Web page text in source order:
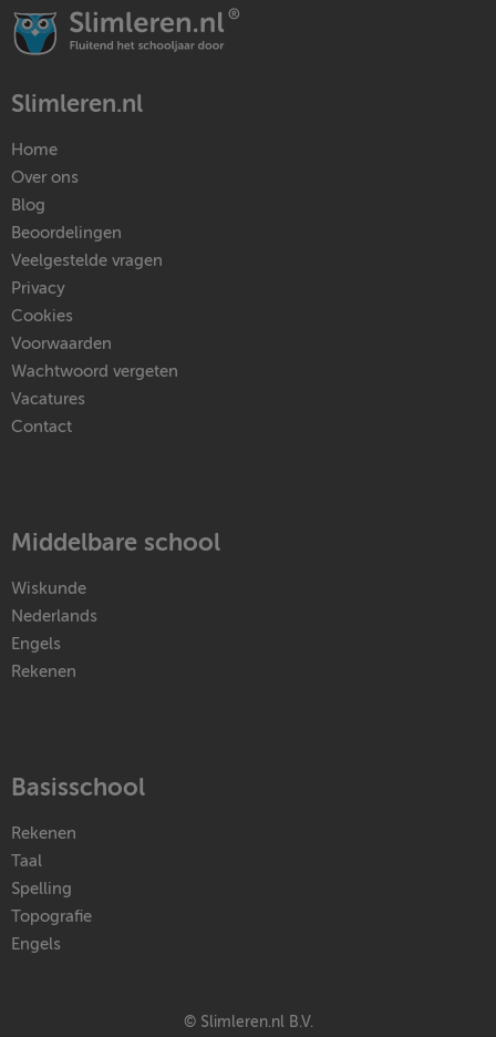
Slimleren.nl
Home
Over ons
Blog
Beoordelingen
Veelgestelde vragen
Privacy
Cookies
Voorwaarden
Wachtwoord vergeten
Vacatures
Contact
Middelbare school
Wiskunde
Nederlands
Engels
Rekenen
Basisschool
Rekenen
Taal
Spelling
Topografie
Engels
© Slimleren.nl B.V.